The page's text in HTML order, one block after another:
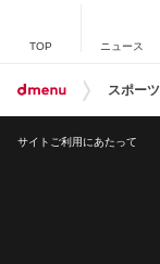
TOP ニュース
スポーツ
サイトご利用にあたって